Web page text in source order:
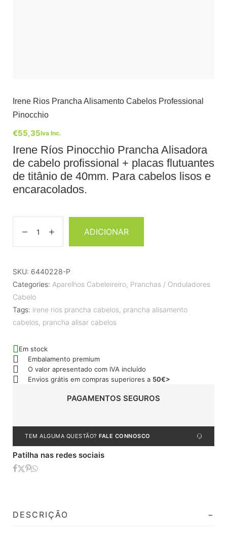
Irene Rios Prancha Alisamento Cabelos Professional
Pinocchio
€55,35Iva Inc.
Irene Ríos Pinocchio Prancha Alisadora
de cabelo profissional + placas flutuantes
de titânio de 40mm. Para cabelos lisos e
encaracolados.
ADICIONAR
SKU: 6440228-P
Categories: Aparelhos Cabeleireiro, Pranchas / Onduladores
Cabelo
Tags: irene rios prancha cabelos, prancha alisamento
cabelos, prancha alisar cabelos
Em stock
Embalamento premium
O valor apresentado com IVA incluído
Envios grátis em compras superiores a 50€>
PAGAMENTOS SEGUROS
TEM ALGUMA QUESTÃO? FALE CONNOSCO
Patilha nas redes sociais
DESCRIÇÃO